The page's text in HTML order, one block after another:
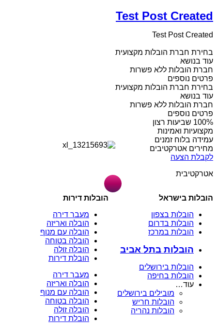
Test Post Created
Test Post Created
בחירת חברת הובלות מקצועית
עוד בנושא
חברת הובלות ללא פשרות
פרטים נוספים
בחירת חברת הובלות מקצועית
עוד בנושא
חברת הובלות ללא פשרות
פרטים נוספים
מקצועיות ואמינות
עמידה בלוח זמנים
מחירים אטרקטיבים
לקבלת הצעה
אטרקטיבית
הובלות בישראל
הובלות בצפון
הובלות בדרום
הובלות במרכז
הובלות בתל אביב
הובלות בירושלים
הובלות בחיפה
עוד…
מובילים בירושלים
הובלות חריש
הובלות נהריה
הובלות דירות
מעבר דירה
הובלה ואריזה
הובלה עם מנוף
הובלה בטוחה
הובלה זולה
הובלת דירות
מעבר דירה
הובלה ואריזה
הובלה עם מנוף
הובלה בטוחה
הובלה זולה
הובלת דירות